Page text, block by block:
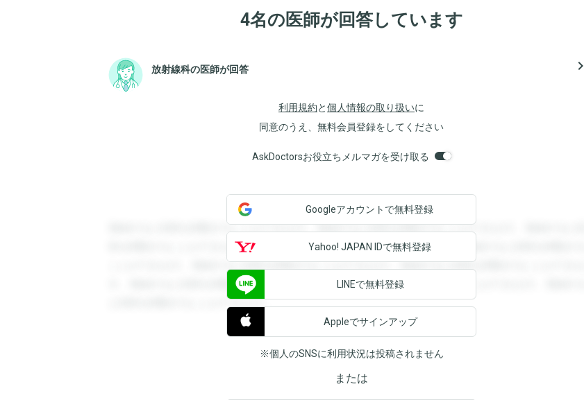
4名の医師が回答しています
放射線科の医師が回答 navigate_next
利用規約と個人情報の取り扱いに
同意のうえ、無料会員登録をしてください
AskDoctorsお役立ちメルマガを受け取る
登録すると回答を閲覧することができます。登録すると回答を閲覧することができます。登録すると回
答を閲覧することができます。登録すると回答を閲覧することができます。登録すると回答を閲覧する
ことができます。登録すると回答を閲覧することができます。登録すると回答を閲覧することができま
す。登録すると回答を閲覧することができます。登録すると回答を閲覧することができます。登録する
と回答を閲覧することができます。
Googleアカウントで無料登録
Yahoo! JAPAN IDで無料登録
LINEで無料登録
Appleでサインアップ
※個人のSNSに利用状況は投稿されません
または